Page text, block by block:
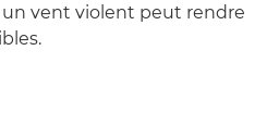
vent violent peut rendre